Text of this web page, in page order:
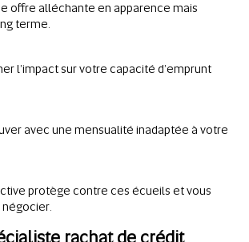
offre alléchante en apparence mais
terme.
l’impact sur votre capacité d’emprunt
avec une mensualité inadaptée à votre
protège contre ces écueils et vous